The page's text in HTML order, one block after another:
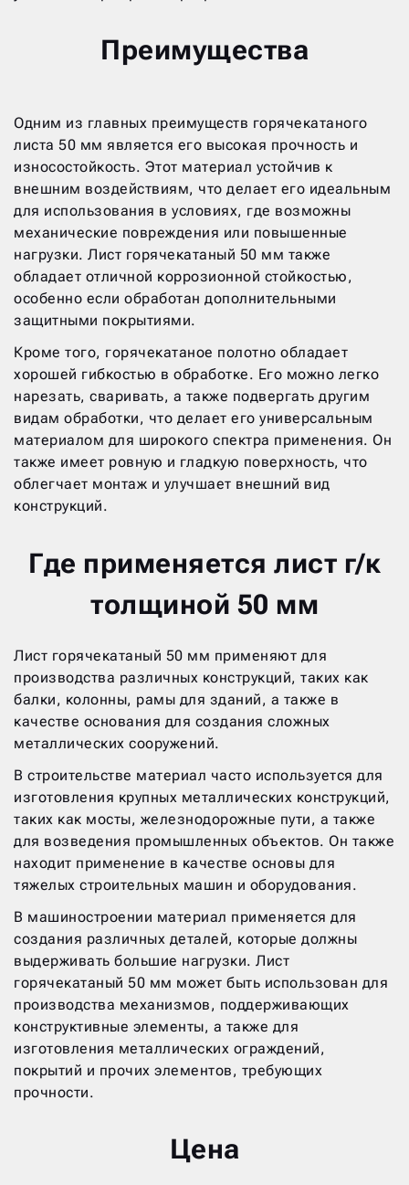
Преимущества
Одним из главных преимуществ горячекатаного
листа 50 мм является его высокая прочность и
износостойкость. Этот материал устойчив к
внешним воздействиям, что делает его идеальным
для использования в условиях, где возможны
механические повреждения или повышенные
нагрузки. Лист горячекатаный 50 мм также
обладает отличной коррозионной стойкостью,
особенно если обработан дополнительными
защитными покрытиями.
Кроме того, горячекатаное полотно обладает
хорошей гибкостью в обработке. Его можно легко
нарезать, сваривать, а также подвергать другим
видам обработки, что делает его универсальным
материалом для широкого спектра применения. Он
также имеет ровную и гладкую поверхность, что
облегчает монтаж и улучшает внешний вид
конструкций.
Где применяется лист г/к
толщиной 50 мм
Лист горячекатаный 50 мм применяют для
производства различных конструкций, таких как
балки, колонны, рамы для зданий, а также в
качестве основания для создания сложных
металлических сооружений.
В строительстве материал часто используется для
изготовления крупных металлических конструкций,
таких как мосты, железнодорожные пути, а также
для возведения промышленных объектов. Он также
находит применение в качестве основы для
тяжелых строительных машин и оборудования.
В машиностроении материал применяется для
создания различных деталей, которые должны
выдерживать большие нагрузки. Лист
горячекатаный 50 мм может быть использован для
производства механизмов, поддерживающих
конструктивные элементы, а также для
изготовления металлических ограждений,
покрытий и прочих элементов, требующих
прочности.
Цена